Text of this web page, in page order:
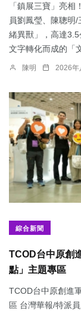
「鎮展三寶」亮
員劉鳳瑩、陳聰明
緒異獸」，高達
文字轉化而成的「
陳明 2026年
綜合新聞
TCOD台中原創
點」主題專區
TCOD台中原創進
區 台灣華報/特派